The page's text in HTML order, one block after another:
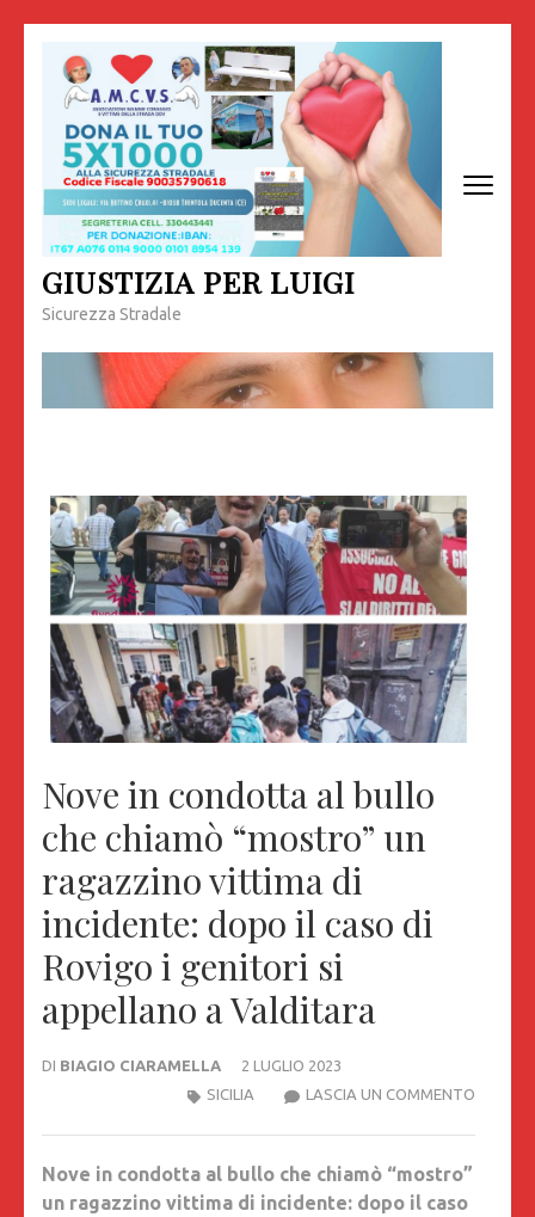
contenuto
(premi
invio)
GIUSTIZIA PER LUIGI
Sicurezza Stradale
Nove in condotta al bullo
che chiamò “mostro” un
ragazzino vittima di
incidente: dopo il caso di
Rovigo i genitori si
appellano a Valditara
DI BIAGIO CIARAMELLA
2 LUGLIO 2023
LASCIA UN COMMENTO
SICILIA
Nove in condotta al bullo che chiamò “mostro”
un ragazzino vittima di incidente: dopo il caso